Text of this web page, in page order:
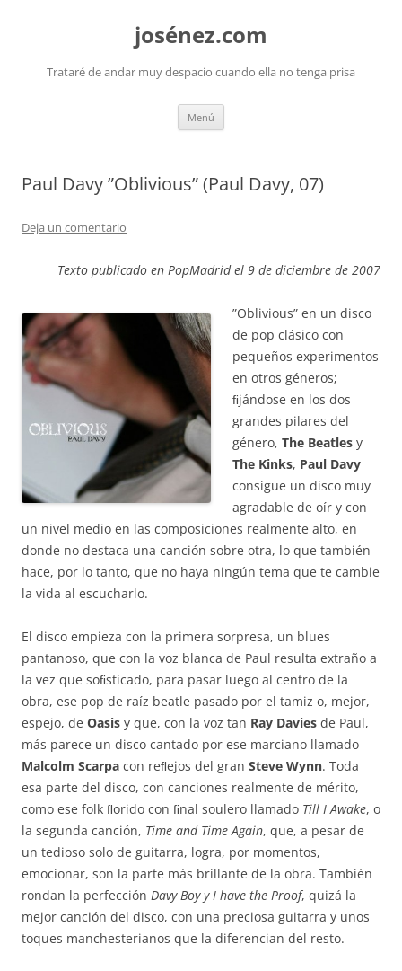
josénez.com
Trataré de andar muy despacio cuando ella no tenga prisa
Menú
Paul Davy ”Oblivious” (Paul Davy, 07)
Deja un comentario
Texto publicado en PopMadrid el 9 de diciembre de 2007
”Oblivious” en un disco
de pop clásico con
pequeños experimentos
en otros géneros;
ﬁjándose en los dos
grandes pilares del
género, The Beatles y
The Kinks, Paul Davy
consigue un disco muy
agradable de oír y con
un nivel medio en las composiciones realmente alto, en
donde no destaca una canción sobre otra, lo que también
hace, por lo tanto, que no haya ningún tema que te cambie
la vida al escucharlo.
El disco empieza con la primera sorpresa, un blues
pantanoso, que con la voz blanca de Paul resulta extraño a
la vez que soﬁsticado, para pasar luego al centro de la
obra, ese pop de raíz beatle pasado por el tamiz o, mejor,
espejo, de Oasis y que, con la voz tan Ray Davies de Paul,
más parece un disco cantado por ese marciano llamado
Malcolm Scarpa con reﬂejos del gran Steve Wynn. Toda
esa parte del disco, con canciones realmente de mérito,
como ese folk ﬂorido con ﬁnal soulero llamado Till I Awake, o
la segunda canción, Time and Time Again, que, a pesar de
un tedioso solo de guitarra, logra, por momentos,
emocionar, son la parte más brillante de la obra. También
rondan la perfección Davy Boy y I have the Proof, quizá la
mejor canción del disco, con una preciosa guitarra y unos
toques manchesterianos que la diferencian del resto.